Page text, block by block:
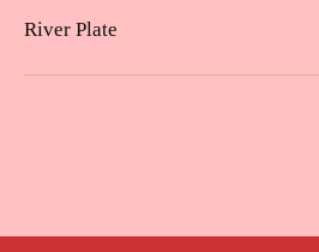
River Plate